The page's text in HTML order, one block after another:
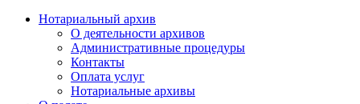
Нотариальный архив
О деятельности архивов
Административные процедуры
Контакты
Оплата услуг
Нотариальные архивы